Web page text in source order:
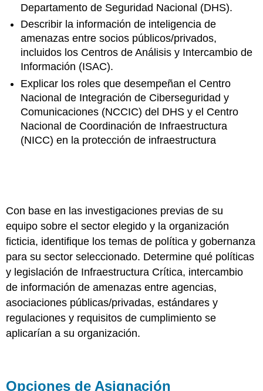
Departamento de Seguridad Nacional (DHS).
Describir la información de inteligencia de
amenazas entre socios públicos/privados,
incluidos los Centros de Análisis y Intercambio de
Información (ISAC).
Explicar los roles que desempeñan el Centro
Nacional de Integración de Ciberseguridad y
Comunicaciones (NCCIC) del DHS y el Centro
Nacional de Coordinación de Infraestructura
(NICC) en la protección de infraestructura
Con base en las investigaciones previas de su
equipo sobre el sector elegido y la organización
ficticia, identifique los temas de política y gobernanza
para su sector seleccionado. Determine qué políticas
y legislación de Infraestructura Crítica, intercambio
de información de amenazas entre agencias,
asociaciones públicas/privadas, estándares y
regulaciones y requisitos de cumplimiento se
aplicarían a su organización.
Opciones de Asignación